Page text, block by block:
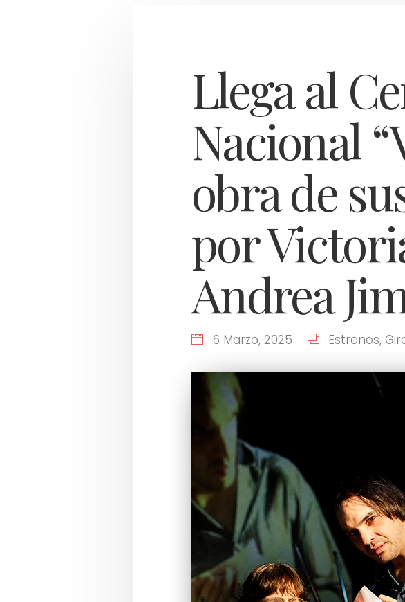
Llega al
Nacional
obra de
por
Andrea
6 Marzo, 2025 Estrenos,